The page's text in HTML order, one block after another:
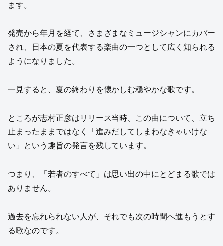
ます。
発売から年月を経て、さまざまなミュージシャンにカバー
され、日本の夏を代表する楽曲の一つとして広く知られる
ようになりました。
一見すると、夏の終わりを懐かしむ穏やかな歌です。
ところが志村正彦はリリース当時、この曲について、立ち
止まったままではなく「進みだしてしまわなきゃいけな
い」という趣旨の発言を残しています。
つまり、「若者のすべて」は思い出の中にとどまる歌では
ありません。
過去を忘れられない人が、それでも次の時間へ進もうとす
る歌なのです。